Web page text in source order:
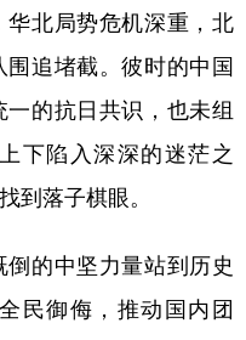
北局势危机深重，北
围追堵截。彼时的中国
的抗日共识，也未组
下陷入深深的迷茫之
到落子棋眼。
的中坚力量站到历史
民御侮，推动国内团